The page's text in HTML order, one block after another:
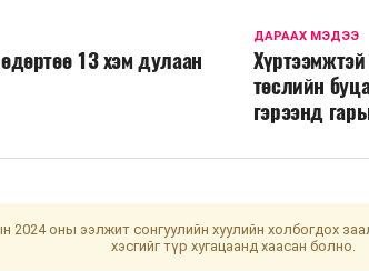
ДАРААХ МЭДЭЭ
төслийн
гэрээнд
13 хэм дулаан
оны ээлжит сонгуулийн хуулийн холбогдох
хэсгийг түр хугацаанд хаасан болно.